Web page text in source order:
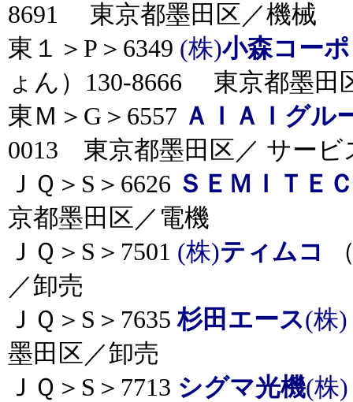
8691 東京都墨田区／機械
東１＞P＞6349 (株)小森コー
ょん）130-8666 東京都墨田
東Ｍ＞G＞6557 ＡＩＡＩグル
0013 東京都墨田区／ サービ
ＪＱ＞S＞6626 ＳＥＭＩＴＥＣ
京都墨田区／電機
ＪＱ＞S＞7501 (株)ティムコ
／卸売
ＪＱ＞S＞7635杉田エース(株)
墨田区／卸売
ＪＱ＞S＞7713 シグマ光機(株